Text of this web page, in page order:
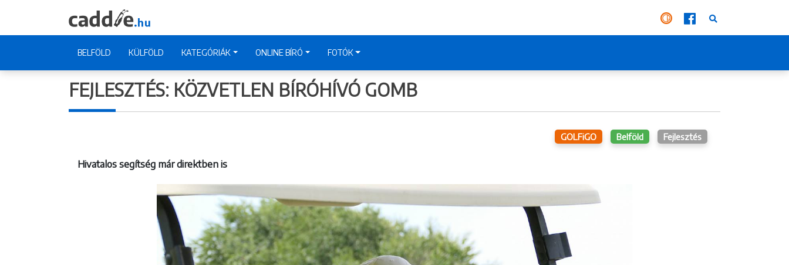
BELFÖLD KÜLFÖLD KATEGÓRIÁK ONLINE BÍRÓ FOTÓK
FEJLESZTÉS: KÖZVETLEN BÍRÓHÍVÓ GOMB
Fejlesztés
Belföld
GOLFiGO
Hivatalos segítség már direktben is